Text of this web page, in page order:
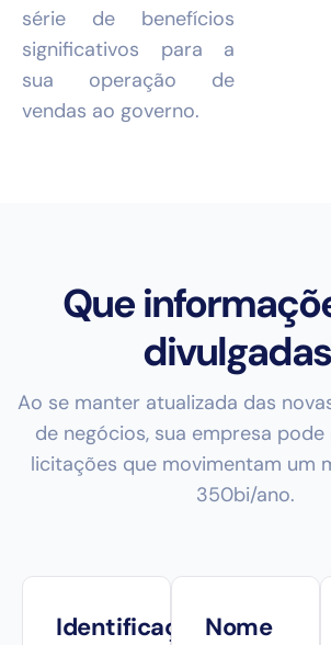
série de benefícios
significativos para a
sua operação de
vendas ao governo.
Que
Ao se manter atualizada das
de negócios, sua empresa
licitações que movimentam um
350bi/ano.
Identificação Nome